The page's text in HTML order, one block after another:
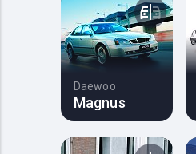
Daewoo
Magnus